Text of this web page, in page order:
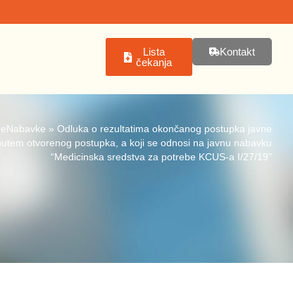
Lista
čekanja
Kontakt
» Odluka o rezultatima okončanog postupka javne
otvorenog postupka, a koji se odnosi na javnu nabavku
“Medicinska sredstva za potrebe KCUS-a I/27/19”